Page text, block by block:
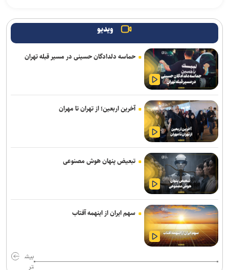
همگرایی منطقه‌ای
اقتصاد معیشتی و حکمرانی دانشگاهی/ واکاوی چهار ضلع جامعه
دانشگاهی در رقابت منطقه‌ای نخبگان
رگبار و رعدوبرق در راه شمال کشور؛ تهران خنک‌تر می‌شود
لغو افزایش تعرفه و تصاعد پلکانی بهای برق مشترکین کشاورزی
افزایش سابقه خدمت الزامی برای بازنشستگی بر اساس قانون برنامه هفتم
از ابتدای اجرای طرح مهتاب ۱۹۴ هزار انشعاب غیر مجاز از شبکه برق
جمع آوری شد
تردد ۵.۸ میلیون زائر حسینی از مرز‌های اربعینی در سفر‌های رفت و
برگشت به ثبت رسید
ویدیو
حماسه دلدادگان حسینی در مسیر قبله تهران
آخرین اربعین؛ از تهران تا مهران
تبعیض پنهان هوش مصنوعی
سهم ایران از اینهمه آفتاب
بیش
تر